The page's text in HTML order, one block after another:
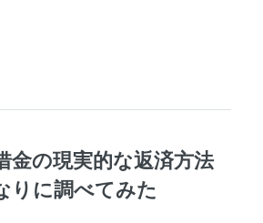
金の現実的な返済方法
りに調べてみた